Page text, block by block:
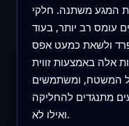
המגע משתנה. חלקי
עומס רב יותר, בעוד
ולשאת כמעט אפס
אלה באמצעות זווית
המשטח, ומשתמשים
מתנגדים להחליקה
ואילו לא.